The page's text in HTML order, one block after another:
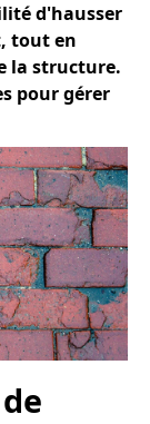
d'hausser
tout en
la structure.
pour gérer